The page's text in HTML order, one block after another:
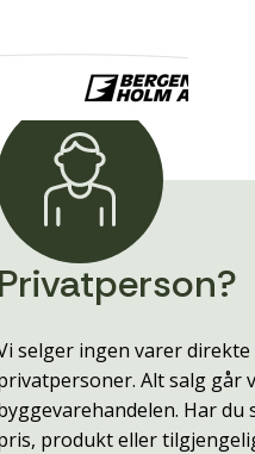
Privatperson?
selger ingen varer direkte
Alt salg går
Har du
produkt eller